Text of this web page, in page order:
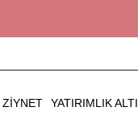
ZIYNET YATIRIMLIK